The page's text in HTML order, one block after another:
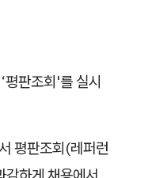
평판조회'를 실시
평판조회(레퍼런